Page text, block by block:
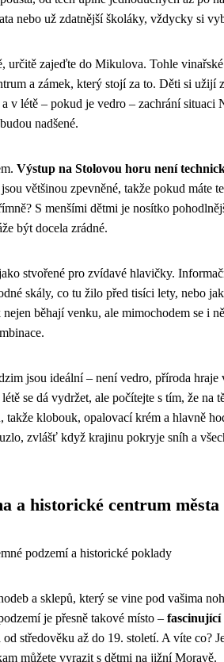
nebo už zdatnější školáky, vždycky si
určitě zajeďte do Mikulova. Tohle
a zámek, který stojí za to. Děti si užijí
v létě – pokud je vedro – zachrání situaci
nadšené.
Výstup na Stolovou horu není
většinou zpevněné, takže pokud máte
S menšími dětmi je nosítko
být docela zrádné.
stvořené pro zvídavé hlavičky.
skály, co tu žilo před tisíci lety, nebo
běhají venku, ale mimochodem se i
jsou ideální – není vedro, příroda hraje
se dá vydržet, ale počítejte s tím, že na
takže klobouk, opalovací krém a hlavně
zvlášť když krajinu pokryje sníh a
a historické centrum města
podzemí a historické poklady
a sklepů, který se vine pod vašima
je přesně takové místo –
středověku až do 19. století. A víte co?
můžete vyrazit s dětmi na jižní Moravě.